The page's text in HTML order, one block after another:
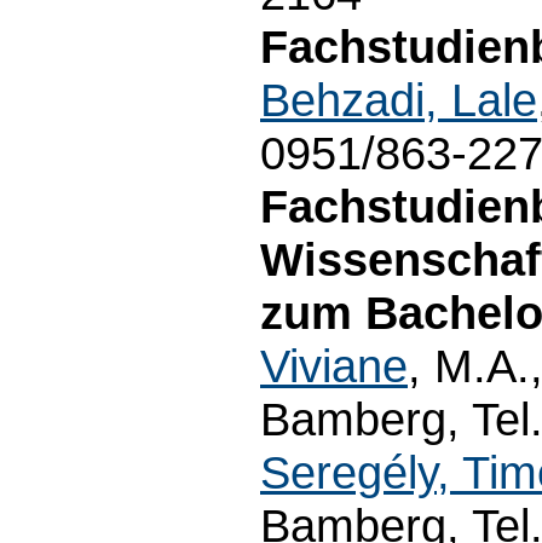
Behzadi, Lale
0951/863-
zum
Viviane,
Bamberg,
Seregély,
Bamberg,